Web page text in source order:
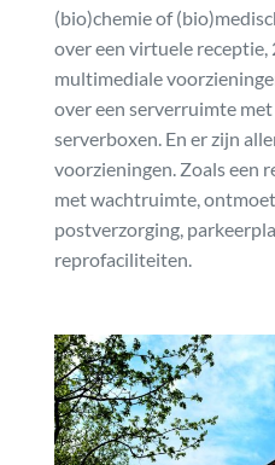
(bio)chemie of
over een virtuele
multimediale
over een serverruimte
serverboxen. En er zijn
voorzieningen. Zoals een
met wachtruimte,
postverzorging,
reprofaciliteiten.